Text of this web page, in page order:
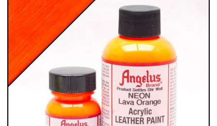
het
einde
van
afbeeldingen-
gallerij